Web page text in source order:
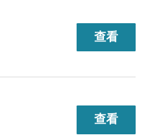
查看
查看